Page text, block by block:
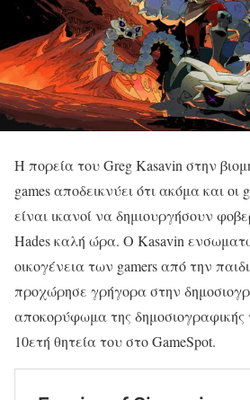
Η πορεία του Greg Kasavin στην
games αποδεικνύει ότι ακόμα και οι
είναι ικανοί να δημιουργήσουν
Hades καλή ώρα. Ο Kasavin
οικογένεια των gamers από την
προχώρησε γρήγορα στην
αποκορύφωμα της δημοσιογραφικής
10ετή θητεία του στο GameSpot.